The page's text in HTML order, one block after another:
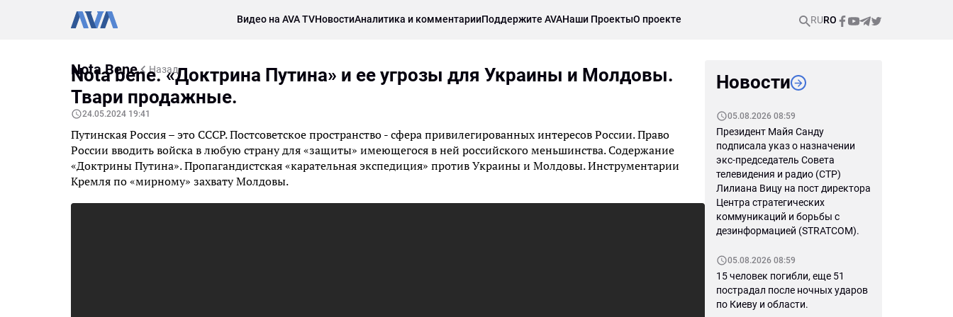
Видео на AVA TVНовостиАналитика и комментарииПоддержите AVAНаши ПроектыО проекте RURO
Nota Bene Назад
Nota bene. «Доктрина Путина» и ее угрозы для Украины и Молдовы.
Твари продажные.
24.05.2024 19:41
Путинская Россия – это СССР. Постсоветское пространство - сфера привилегированных интересов России. Право
России вводить войска в любую страну для «защиты» имеющегося в ней российского меньшинства. Содержание
«Доктрины Путина». Пропагандистская «карательная экспедиция» против Украины и Молдовы. Инструментарии
Кремля по «мирному» захвату Молдовы.
Новости
05.08.2026 08:59
Президент Майя Санду
подписала указ о назначении
экс-председатель Совета
телевидения и радио (СТР)
Лилиана Вицу на пост директора
Центра стратегических
коммуникаций и борьбы с
дезинформацией (STRATCOM).
05.08.2026 08:59
15 человек погибли, еще 51
пострадал после ночных ударов
по Киеву и области.